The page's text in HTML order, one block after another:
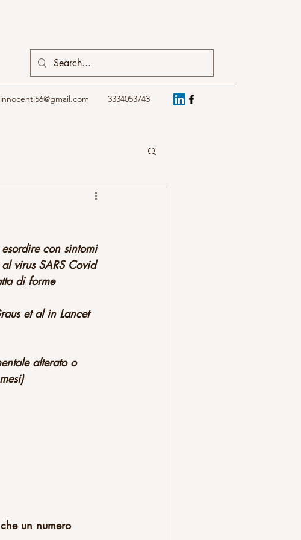
3334053743
con sintomi
virus SARS Covid
di forme
et al in Lancet
alterato o
un numero